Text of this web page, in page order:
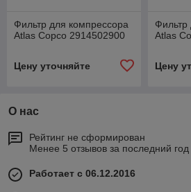
Фильтр для компрессора
Atlas Copco 2914502900
Цену уточняйте
Фильтр
Atlas
Цену
О нас
Рейтинг не сформирован
Менее 5 отзывов за последний год
Работает с 06.12.2016